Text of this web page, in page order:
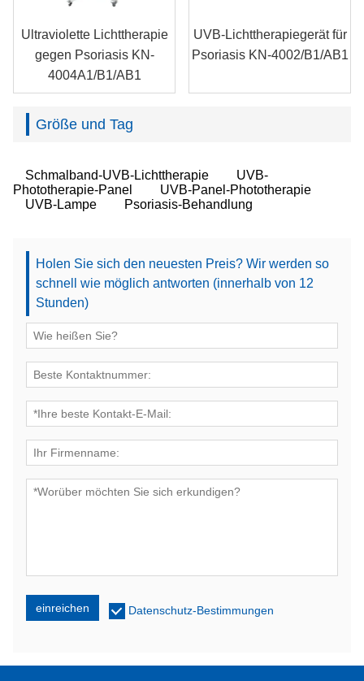
Ultraviolette Lichttherapie
gegen Psoriasis KN-
4004A1/B1/AB1
UVB-Lichttherapiegerät für
Psoriasis KN-4002/B1/AB1
Größe und Tag
Schmalband-UVB-Lichttherapie
UVB-
Phototherapie-Panel
UVB-Panel-Phototherapie
UVB-Lampe
Psoriasis-Behandlung
Holen Sie sich den neuesten Preis? Wir werden so
schnell wie möglich antworten (innerhalb von 12
Stunden)
einreichen Datenschutz-Bestimmungen